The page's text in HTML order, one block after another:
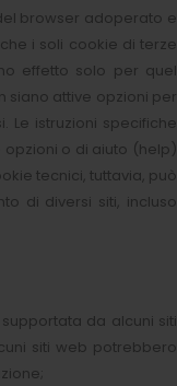
browser adoperato e
i soli cookie di terze
effetto solo per quel
siano attive opzioni per
Le istruzioni specifiche
o di aiuto (help)
tecnici, tuttavia, può
di diversi siti, incluso
da alcuni siti
siti web potrebbero